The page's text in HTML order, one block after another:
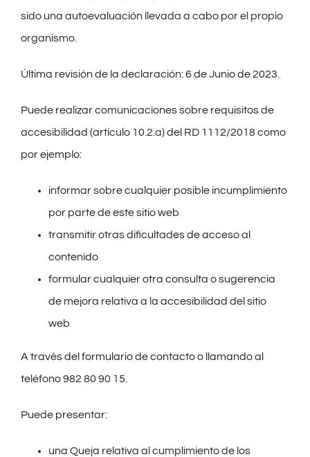
sido una autoevaluación llevada a cabo por el propio
organismo.
Última revisión de la declaración: 6 de Junio de 2023.
Puede realizar comunicaciones sobre requisitos de
accesibilidad (artículo 10.2.a) del RD 1112/2018 como
por ejemplo:
informar sobre cualquier posible incumplimiento
por parte de este sitio web
transmitir otras dificultades de acceso al
contenido
formular cualquier otra consulta o sugerencia
de mejora relativa a la accesibilidad del sitio
web
A través del formulario de contacto o llamando al
teléfono 982 80 90 15.
Puede presentar:
una Queja relativa al cumplimiento de los